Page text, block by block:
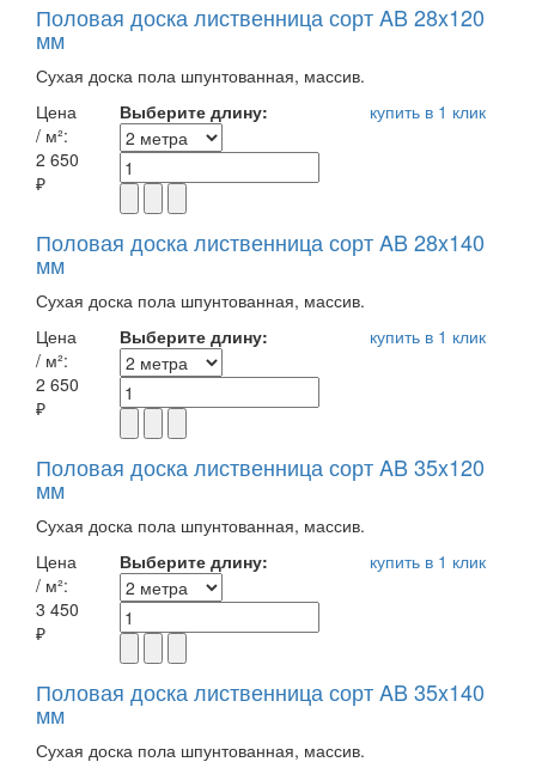
Половая доска лиственница сорт AB 28x120
мм
Сухая доска пола шпунтованная, массив.
Цена
/ м²:
2 650
₽
Выберите длину: купить в 1 клик
Половая доска лиственница сорт AB 28x140
мм
Сухая доска пола шпунтованная, массив.
Цена
/ м²:
2 650
₽
Выберите длину: купить в 1 клик
Половая доска лиственница сорт AB 35x120
мм
Сухая доска пола шпунтованная, массив.
Цена
/ м²:
3 450
₽
Выберите длину: купить в 1 клик
Половая доска лиственница сорт AB 35x140
мм
Сухая доска пола шпунтованная, массив.